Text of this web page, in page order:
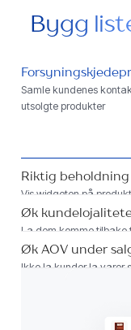
Bygg
Samle kundenes
utsolgte produkter
Riktig
Vis widgeten på
Øk
La dem komme tilbake
merkevaren din på
Øk AOV under
Ikke la kunder la varer